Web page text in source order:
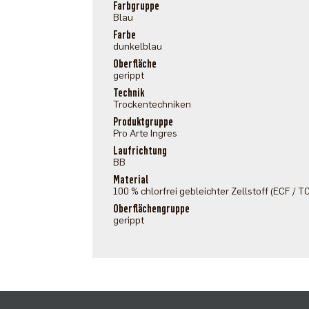
Farbgruppe
Blau
Farbe
dunkelblau
Oberfläche
gerippt
Technik
Trockentechniken
Produktgruppe
Pro Arte Ingres
Laufrichtung
BB
Material
100 % chlorfrei gebleichter Zellstoff (ECF /
Oberflächengruppe
gerippt